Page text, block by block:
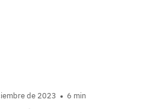
de 2023 6 min